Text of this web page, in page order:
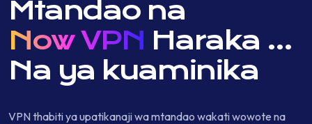
Mtandao na
Now VPN Haraka ...
Na ya kuaminika
VPN thabiti ya upatikanaji wa mtandao wakati wowote na